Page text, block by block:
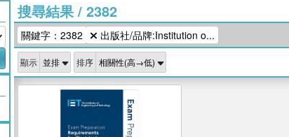
搜尋結果/ 2382
關鍵字：2382 出版社/品牌:Institution o...
顯示 排序